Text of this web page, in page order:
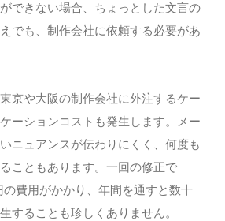
できない場合、ちょっとした文言の
でも、制作会社に依頼する必要があ
京や大阪の制作会社に外注するケー
ーションコストも発生します。メー
ニュアンスが伝わりにくく、何度も
こともあります。一回の修正で
の費用がかかり、年間を通すと数十
することも珍しくありません。